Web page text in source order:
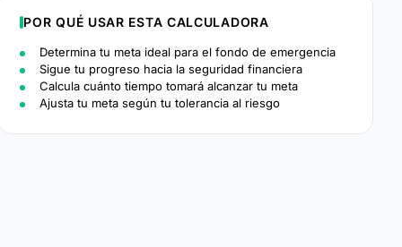
POR QUÉ USAR ESTA CALCULADORA
Determina tu meta ideal para el fondo de emergencia
Sigue tu progreso hacia la seguridad financiera
Calcula cuánto tiempo tomará alcanzar tu meta
Ajusta tu meta según tu tolerancia al riesgo